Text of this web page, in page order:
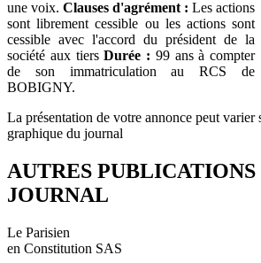
une voix. Clauses d'agrément : Les actions
sont librement cessible ou les actions sont
cessible avec l'accord du président de la
société aux tiersDurée : 99 ans à compter
de son immatriculation au RCS de
BOBIGNY.
La présentation de votre annonce peut varier
graphique du journal
AUTRES PUBLICATIONS
JOURNAL
Le Parisien
en Constitution SAS